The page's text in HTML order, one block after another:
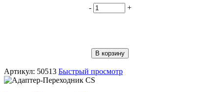
- +
В корзину
Артикул: 50513 Быстрый просмотр